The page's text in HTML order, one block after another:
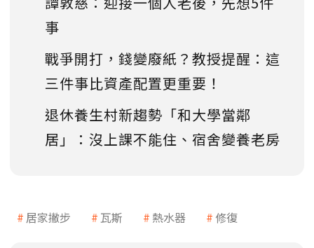
事
戰爭開打，錢變廢紙？教授提醒：這
三件事比資產配置更重要！
退休養生村新趨勢「和大學當鄰
居」：沒上課不能住、宿舍變養老房
居家撇步 瓦斯 熱水器 修復